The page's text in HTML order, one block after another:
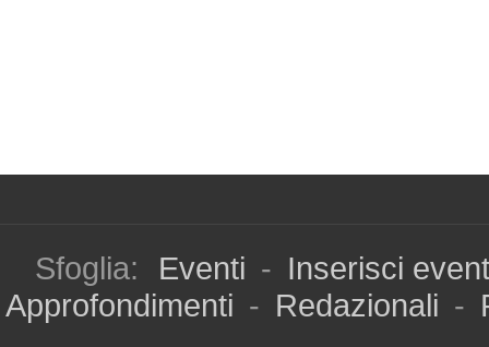
Sfoglia: Eventi - Inserisci
Approfondimenti - Redazionali -